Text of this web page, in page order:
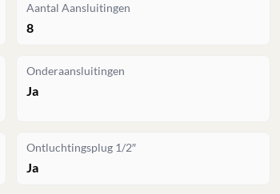
Aantal Aansluitingen
8
Onderaansluitingen
Ja
Ontluchtingsplug 1/2″
Ja